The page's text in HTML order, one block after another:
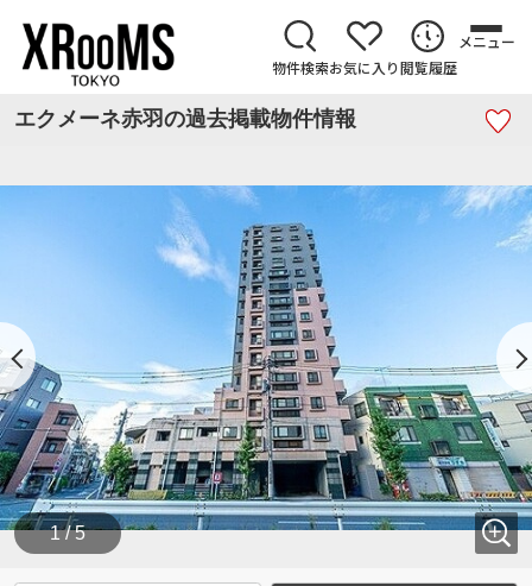
物件検索お気に入り閲覧履歴
メニュー
エクメーネ赤羽の過去掲載物件情報
1 / 5